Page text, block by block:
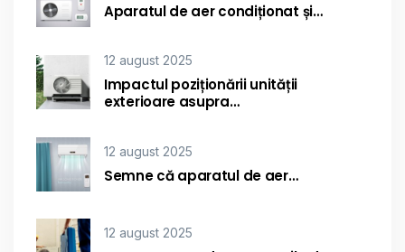
Aparatul de aer condiționat și…
12 august 2025
Impactul poziționării unității
exterioare asupra…
12 august 2025
Semne că aparatul de aer…
12 august 2025